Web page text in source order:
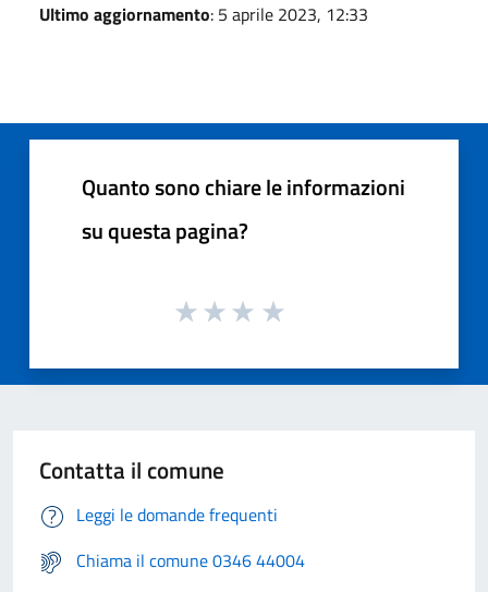
Ultimo aggiornamento: 5 aprile 2023, 12:33
Quanto sono chiare le informazioni
su questa pagina?
Contatta il comune
Leggi le domande frequenti
Chiama il comune 0346 44004